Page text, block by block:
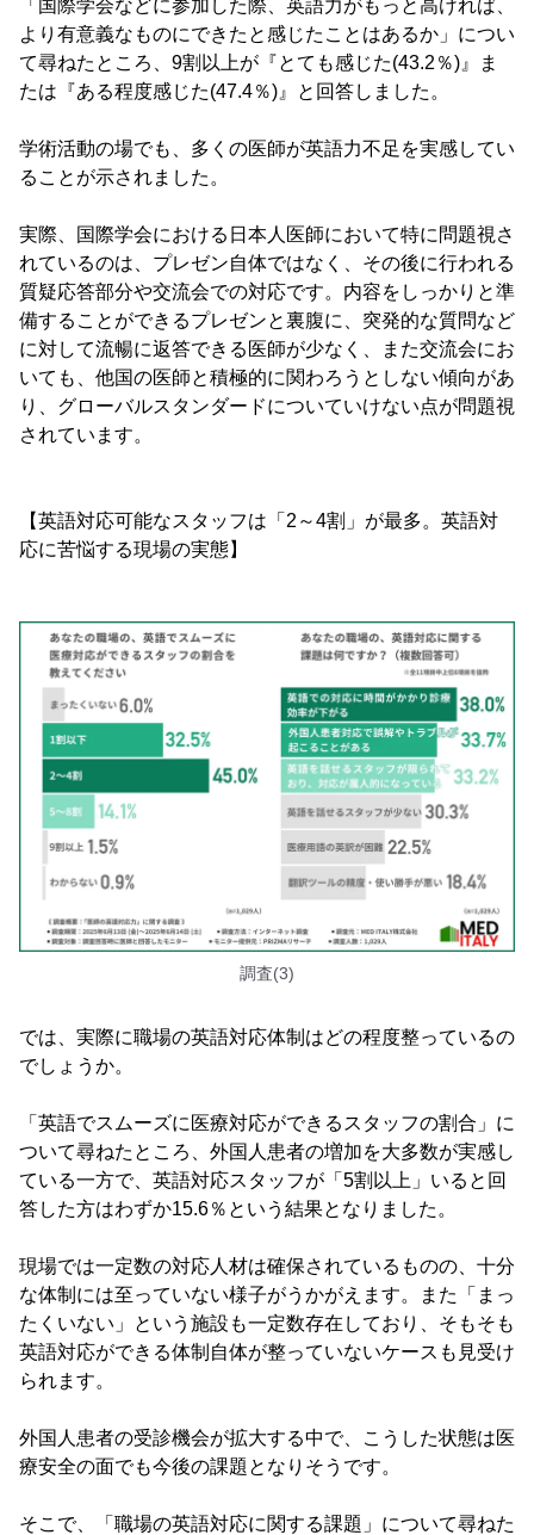
「国際学会などに参加した際、英語力がもっと高ければ、
より有意義なものにできたと感じたことはあるか」につい
て尋ねたところ、9割以上が『とても感じた(43.2％)』ま
たは『ある程度感じた(47.4％)』と回答しました。
学術活動の場でも、多くの医師が英語力不足を実感してい
ることが示されました。
実際、国際学会における日本人医師において特に問題視さ
れているのは、プレゼン自体ではなく、その後に行われる
質疑応答部分や交流会での対応です。内容をしっかりと準
備することができるプレゼンと裏腹に、突発的な質問など
に対して流暢に返答できる医師が少なく、また交流会にお
いても、他国の医師と積極的に関わろうとしない傾向があ
り、グローバルスタンダードについていけない点が問題視
されています。
【英語対応可能なスタッフは「2～4割」が最多。英語対
応に苦悩する現場の実態】
調査(3)
では、実際に職場の英語対応体制はどの程度整っているの
でしょうか。
「英語でスムーズに医療対応ができるスタッフの割合」に
ついて尋ねたところ、外国人患者の増加を大多数が実感し
ている一方で、英語対応スタッフが「5割以上」いると回
答した方はわずか15.6％という結果となりました。
現場では一定数の対応人材は確保されているものの、十分
な体制には至っていない様子がうかがえます。また「まっ
たくいない」という施設も一定数存在しており、そもそも
英語対応ができる体制自体が整っていないケースも見受け
られます。
外国人患者の受診機会が拡大する中で、こうした状態は医
療安全の面でも今後の課題となりそうです。
そこで、「職場の英語対応に関する課題」について尋ねた